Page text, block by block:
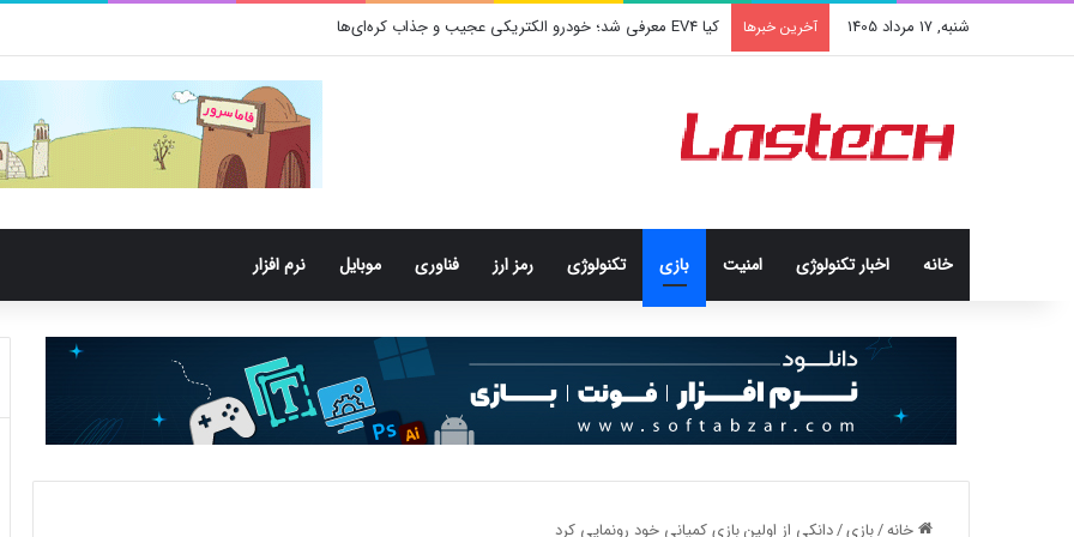
شنبه, 17 مرداد 1405 آخرین خبرها کشف جدید دانشمندان: برخی باکتری‌های دهان می‌توانند خطر ابتلا به آلزایمر را افزایش دهند
خانه اخبار تکنولوژی امنيت بازی تکنولوژی رمز ارز فناوری موبایل نرم افزار
خانه/بازی/دانکی از اولین بازی کمپانی خود رونمایی کرد